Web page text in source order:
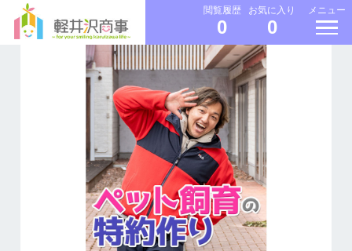
閲覧履歴
0
お気に入り
0
メニュー